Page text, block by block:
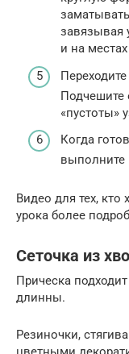
завязывая
и на
Подчешите
«пустоты»
Когда
выполните
Видео для тех, кто
урока более
Сеточка из
Прическа
длинны.
Резиночки,